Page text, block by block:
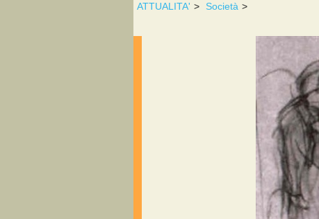
ATTUALITA' > Società >